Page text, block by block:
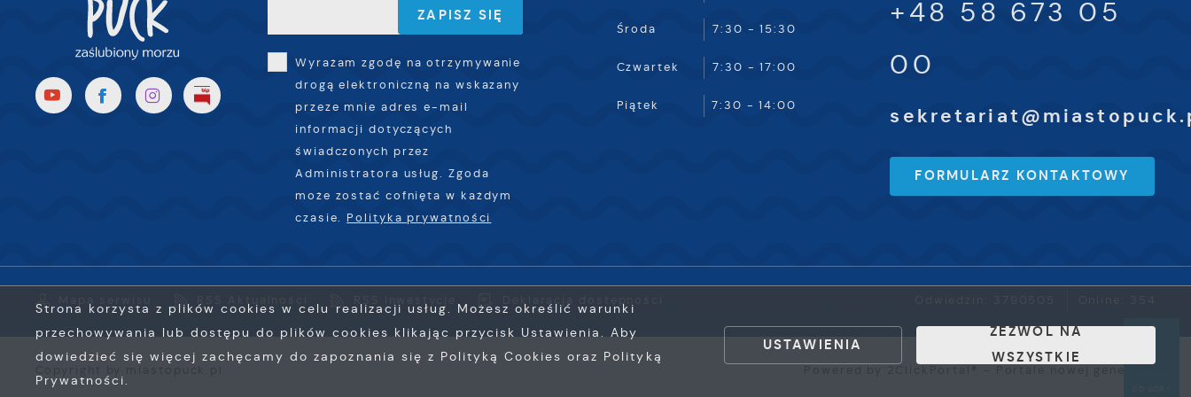
Wyrażam zgodę na otrzymywanie
drogą elektroniczną na wskazany
przeze mnie adres e-mail
informacji dotyczących
świadczonych przez
Administratora usług. Zgoda
może zostać cofnięta w każdym
czasie. Polityka prywatności
Środa 7:30 - 15:30
Czwartek 7:30 - 17:00
Piątek 7:30 - 14:00
+48 58 673 05
00
FORMULARZ KONTAKTOWY
Mapa serwisu RSS Aktualności RSS Inwestycje Deklaracja dostępności
Strona korzysta z plików cookies w celu realizacji usług. Możesz określić warunki
przechowywania lub dostępu do plików cookies klikając przycisk Ustawienia. Aby
dowiedzieć się więcej zachęcamy do zapoznania się z Polityką Cookies oraz Polityką
Prywatności.
USTAWIENIA
ZEZWÓL NA
WSZYSTKIE
lub firm będących naszymi partnerami oraz innych dostawców
usług. Firmy te działają w charakterze pośredników
prezentujących nasze treści w postaci wiadomości, ofert,